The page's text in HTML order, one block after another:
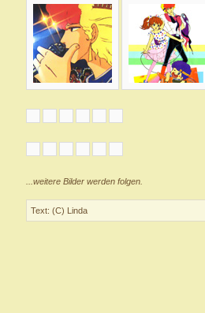
...weitere Bilder werden folgen.
Text: (C) Linda